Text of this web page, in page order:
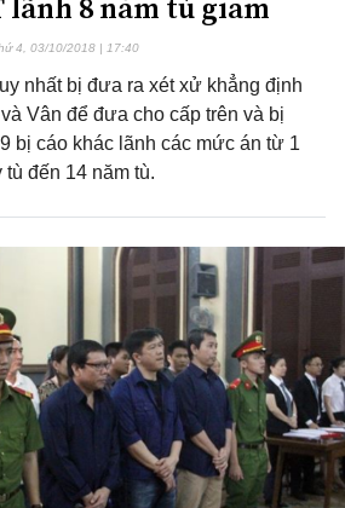
4, 03/10/2018 | 17:40
nhất bị đưa ra xét xử khẳng định
Vân để đưa cho cấp trên và bị
bị cáo khác lãnh các mức án từ 1
đến 14 năm tù.